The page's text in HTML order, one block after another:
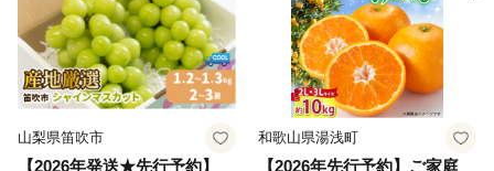
山梨県笛吹市
【2026年発送★先行予約】
和歌山県湯浅町
【2026年先行予約】ご家庭